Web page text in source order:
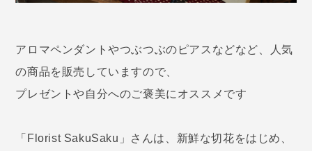
アロマペンダントやつぶつぶのピアスなどなど、人気
の商品を販売していますので、
プレゼントや自分へのご褒美にオススメです
「Florist SakuSaku」さんは、新鮮な切花をはじめ、